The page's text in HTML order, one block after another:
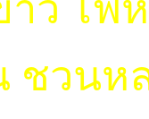
าว ไฟ
ชวนห